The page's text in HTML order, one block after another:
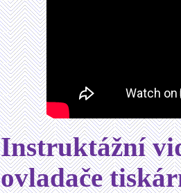
Instruktážní
ovladače